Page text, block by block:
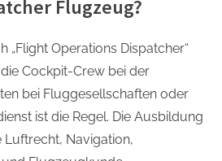
Flugzeug?
„Flight Operations Dispatcher“
Cockpit-Crew bei der
bei Fluggesellschaften oder
ist die Regel. Die Ausbildung
Luftrecht, Navigation,